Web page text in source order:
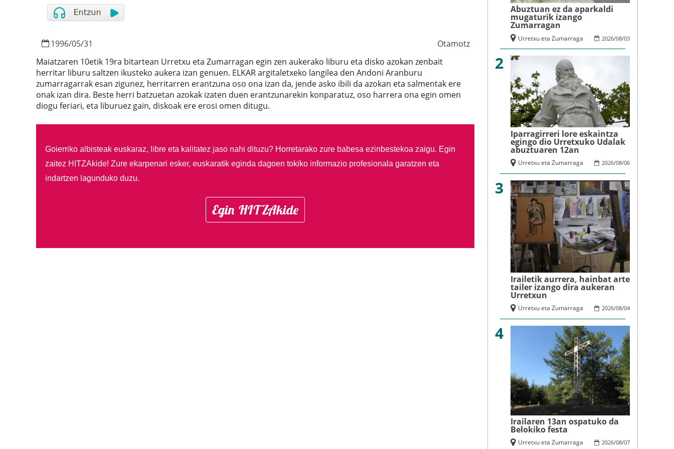
1996/05/31
Otamotz
Maiatzaren 10etik 19ra bitartean Urretxu eta Zumarragan egin zen aukerako liburu eta disko azokan zenbait
herritar liburu saltzen ikusteko aukera izan genuen. ELKAR argitaletxeko langilea den Andoni Aranburu
zumarragarrak esan zigunez, herritarren erantzuna oso ona izan da, jende asko ibili da azokan eta salmentak ere
onak izan dira. Beste herri batzuetan azokak izaten duen erantzunarekin konparatuz, oso harrera ona egin omen
diogu feriari, eta liburuez gain, diskoak ere erosi omen ditugu.
Goierriko albisteak euskaraz, libre eta kalitatez jaso nahi dituzu? Horretarako zure babesa ezinbestekoa zaigu. Egin
zaitez HITZAkide! Zure ekarpenari esker, euskaratik eginda dagoen tokiko informazio profesionala garatzen eta
indartzen lagunduko duzu.
Egin HITZAkide
Abuztuan ez da aparkaldi
mugaturik izango
Zumarragan
2026/08/03
Urretxu eta Zumarraga
2
Iparragirreri lore eskaintza
egingo dio Urretxuko Udalak
abuztuaren 12an
2026/08/06
Urretxu eta Zumarraga
3
Irailetik aurrera, hainbat arte
tailer izango dira aukeran
Urretxun
2026/08/04
Urretxu eta Zumarraga
4
Irailaren 13an ospatuko da
Belokiko festa
2026/08/07
Urretxu eta Zumarraga